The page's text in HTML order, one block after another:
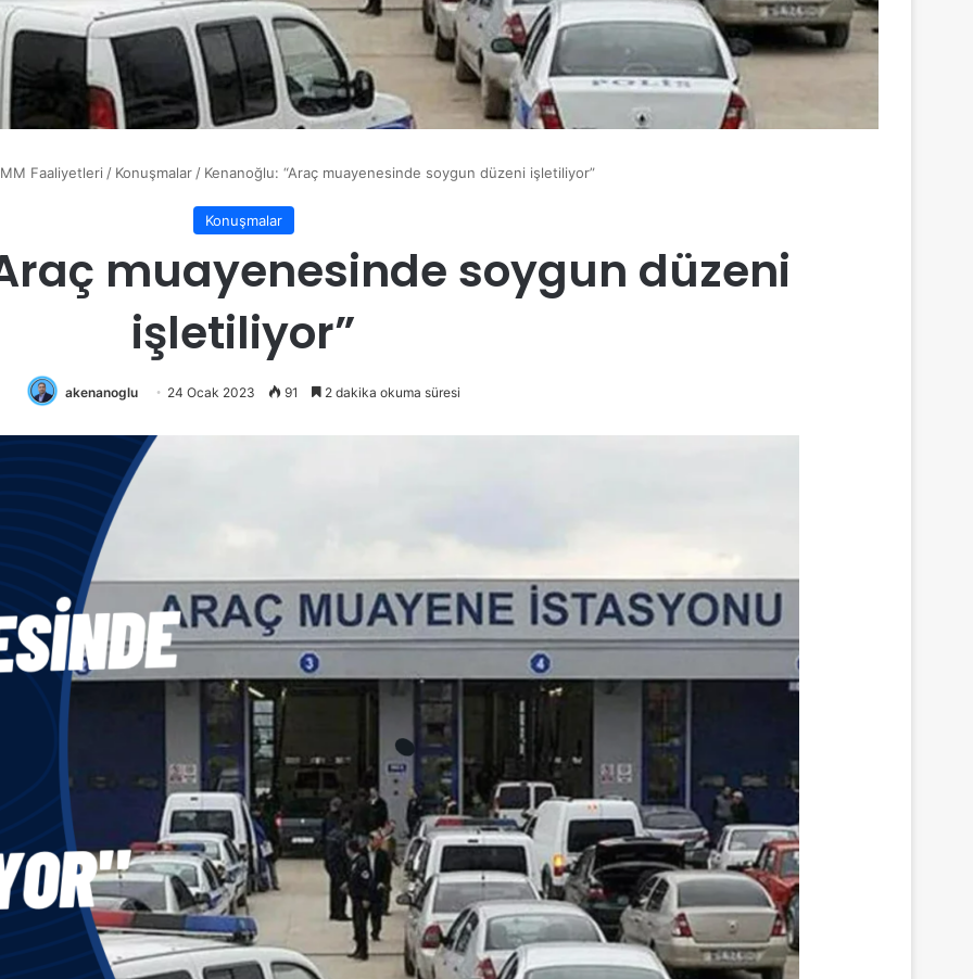
Faaliyetleri / Konuşmalar / Kenanoğlu: “Araç muayenesinde soygun düzeni işletiliyor”
Konuşmalar
muayenesinde soygun düzeni
işletiliyor”
akenanoglu 24 Ocak 2023 91 2 dakika okuma süresi